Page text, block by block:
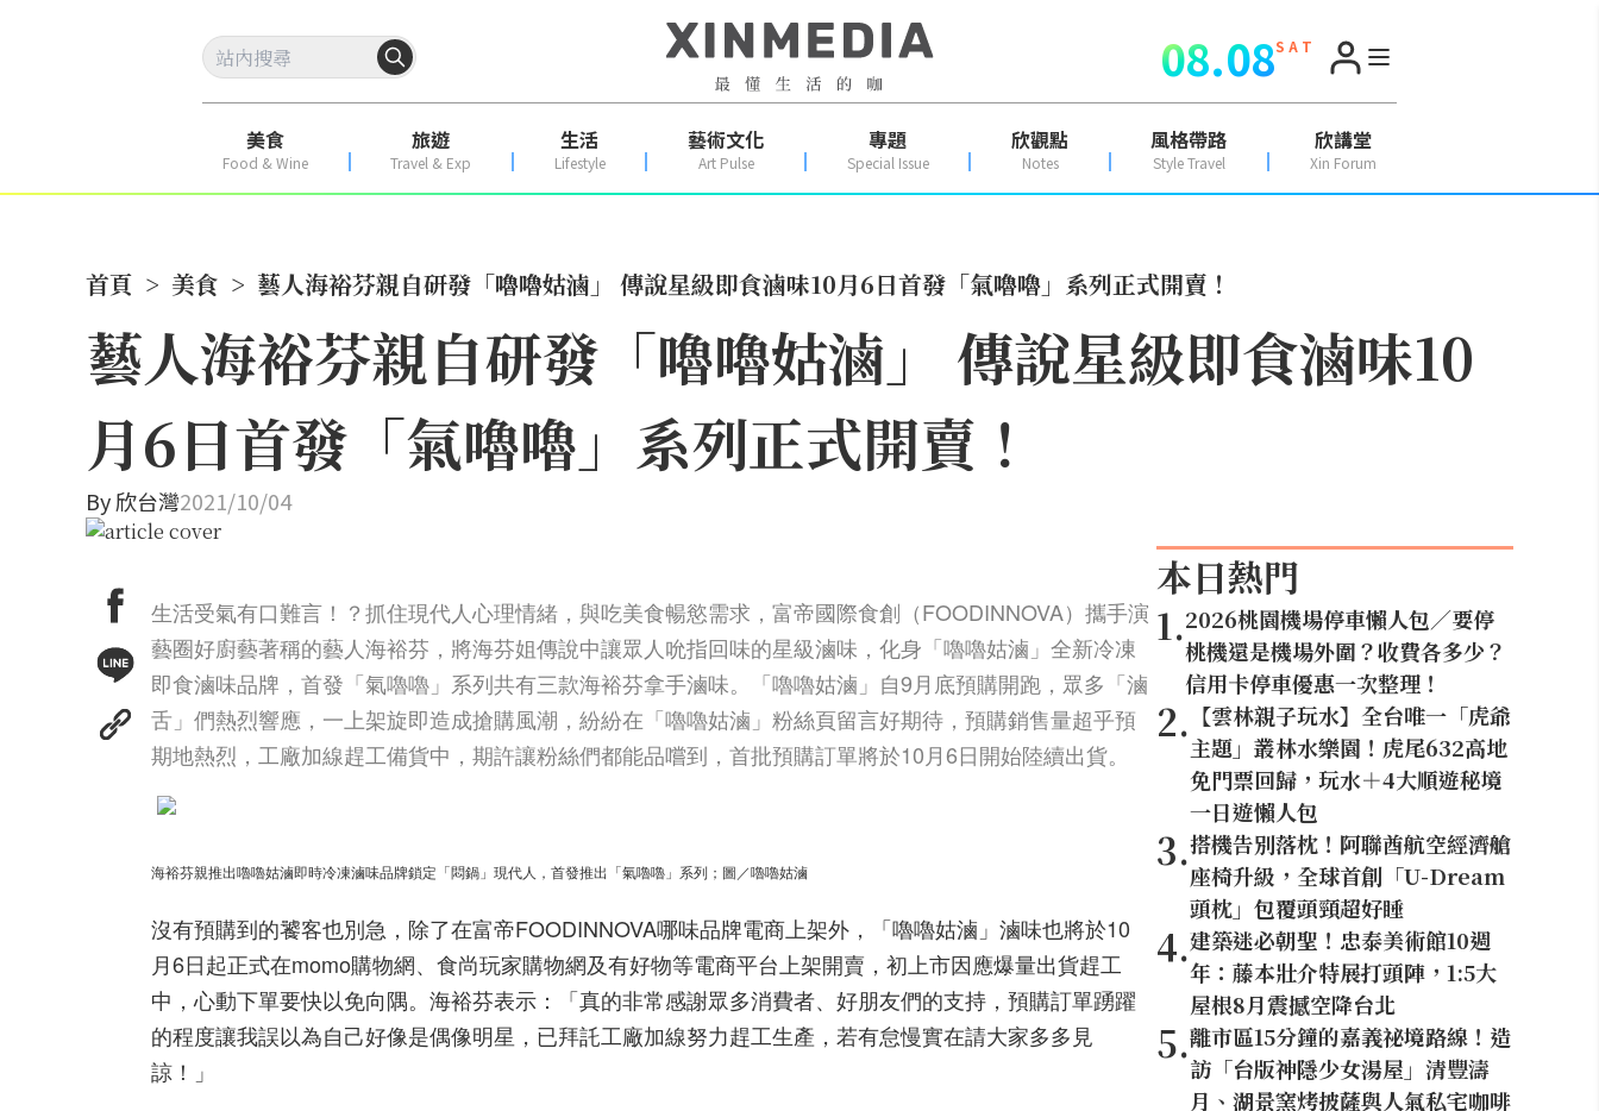
08.08S A T
美食
Food & Wine
旅遊
Travel & Exp
生活
Lifestyle
藝術文化
Art Pulse
專題
Special Issue
欣觀點
Notes
風格帶路
Style Travel
欣講堂
Xin Forum
首頁 > 美食 > 藝人海裕芬親自研發「嚕嚕姑滷」 傳說星級即食滷味10月6日首發「氣嚕嚕」系列正式開賣！
藝人海裕芬親自研發「嚕嚕姑滷」 傳說星級即食滷味10
月6日首發「氣嚕嚕」系列正式開賣！
By欣台灣2021/10/04
生活受氣有口難言！？抓住現代人心理情緒，與吃美食暢慾需求，富帝國際食創（FOODINNOVA）攜手演
藝圈好廚藝著稱的藝人海裕芬，將海芬姐傳說中讓眾人吮指回味的星級滷味，化身「嚕嚕姑滷」全新冷凍
即食滷味品牌，首發「氣嚕嚕」系列共有三款海裕芬拿手滷味。「嚕嚕姑滷」自9月底預購開跑，眾多「滷
舌」們熱烈響應，一上架旋即造成搶購風潮，紛紛在「嚕嚕姑滷」粉絲頁留言好期待，預購銷售量超乎預
期地熱烈，工廠加線趕工備貨中，期許讓粉絲們都能品嚐到，首批預購訂單將於10月6日開始陸續出貨。
海裕芬親推出嚕嚕姑滷即時冷凍滷味品牌鎖定「悶鍋」現代人，首發推出「氣嚕嚕」系列；圖／嚕嚕姑滷
沒有預購到的饕客也別急，除了在富帝FOODINNOVA哪味品牌電商上架外，「嚕嚕姑滷」滷味也將於10
月6日起正式在momo購物網、食尚玩家購物網及有好物等電商平台上架開賣，初上市因應爆量出貨趕工
中，心動下單要快以免向隅。海裕芬表示：「真的非常感謝眾多消費者、好朋友們的支持，預購訂單踴躍
的程度讓我誤以為自己好像是偶像明星，已拜託工廠加線努力趕工生產，若有怠慢實在請大家多多見
諒！」
本日熱門
1.2026桃園機場停車懶人包／要停
桃機還是機場外圍？收費各多少？
信用卡停車優惠一次整理！
2. 【雲林親子玩水】全台唯一「虎爺
主題」叢林水樂園！虎尾632高地
免門票回歸，玩水＋4大順遊秘境
一日遊懶人包
3.搭機告別落枕！阿聯酋航空經濟艙
座椅升級，全球首創「U-Dream
頭枕」包覆頭頸超好睡
4.建築迷必朝聖！忠泰美術館10週
年：藤本壯介特展打頭陣，1:5大
屋根8月震撼空降台北
5.離市區15分鐘的嘉義祕境路線！造
訪「台版神隱少女湯屋」清豐濤
月、湖景窯烤披薩與人氣私宅咖啡